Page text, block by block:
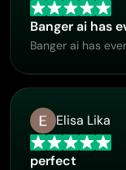
Banger ai has
Banger ai has
Elisa Lika
perfect